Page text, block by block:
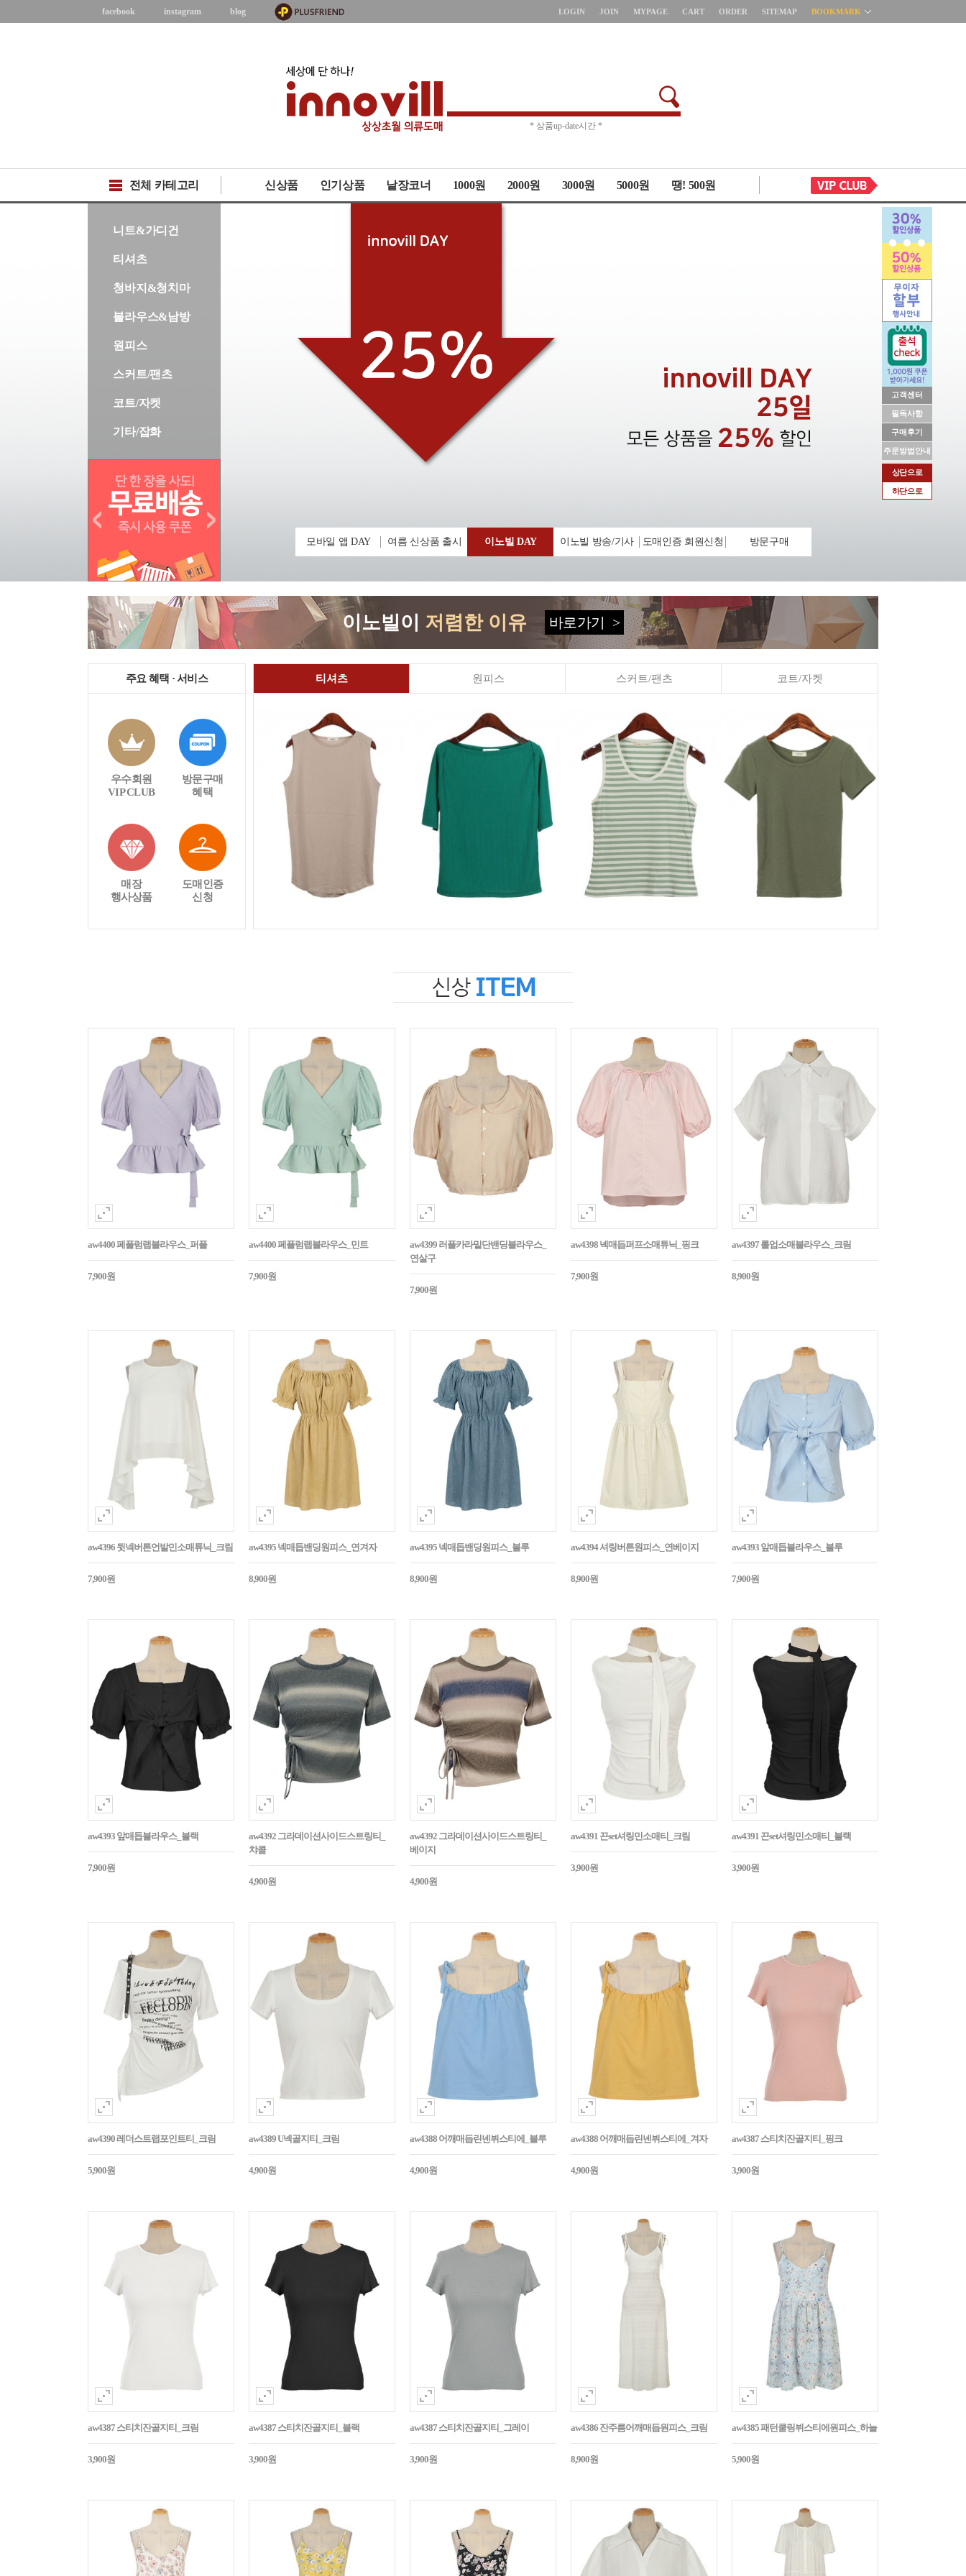
고객센터
필독사항
구매후기
주문방법안내
상단으로
하단으로
facebook instagram blog LOGIN JOIN MYPAGE CART ORDER SITEMAP BOOKMARK
* 주문취소 제한 *
전체 카테고리 신상품 인기상품 낱장코너 1000원 2000원 3000원 5000원 땡! 500원
니트&가디건
티셔츠
청바지&청치마
블라우스&남방
원피스
스커트/팬츠
코트/자켓
기타/잡화
모바일 앱 DAY 여름 신상품 출시 이노빌 DAY 이노빌 방송/기사 도매인증 회원신청 방문구매
이노빌이 저렴한 이유 바로가기 >
주요 혜택 · 서비스
우수회원
VIP CLUB
방문구매
혜택
매장
행사상품
도매인증
신청
티셔츠 원피스 스커트/팬츠 코트/자켓
aw4400 페플럼랩블라우스_퍼플
7,900원
aw4400 페플럼랩블라우스_민트
7,900원
aw4399 러플카라밑단밴딩블라우스_
연살구
7,900원
aw4398 넥매듭퍼프소매튜닉_핑크
7,900원
aw4397 롤업소매블라우스_크림
8,900원
aw4396 뒷넥버튼언발민소매튜닉_크림
7,900원
aw4395 넥매듭밴딩원피스_연겨자
8,900원
aw4395 넥매듭밴딩원피스_블루
8,900원
aw4394 셔링버튼원피스_연베이지
8,900원
aw4393 앞매듭블라우스_블루
7,900원
aw4393 앞매듭블라우스_블랙
7,900원
aw4392 그라데이션사이드스트링티_
챠콜
4,900원
aw4392 그라데이션사이드스트링티_
베이지
4,900원
aw4391 끈set셔링민소매티_크림
3,900원
aw4391 끈set셔링민소매티_블랙
3,900원
aw4390 레더스트랩포인트티_크림
5,900원
aw4389 U넥골지티_크림
4,900원
aw4388 어깨매듭린넨뷔스티에_블루
4,900원
aw4388 어깨매듭린넨뷔스티에_겨자
4,900원
aw4387 스티치잔골지티_핑크
3,900원
aw4387 스티치잔골지티_크림
3,900원
aw4387 스티치잔골지티_블랙
3,900원
aw4387 스티치잔골지티_그레이
3,900원
aw4386 잔주름어깨매듭원피스_크림
8,900원
aw4385 패턴쿨링뷔스티에원피스_하늘
5,900원